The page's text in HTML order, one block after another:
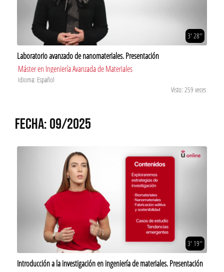
3' 28''
Laboratorio avanzado de nanomateriales. Presentación
Máster en Ingeniería Avanzada de Materiales
Idioma: Español
Visto: 259 veces
FECHA: 09/2025
3' 19''
Introducción a la investigación en ingeniería de materiales. Presentación